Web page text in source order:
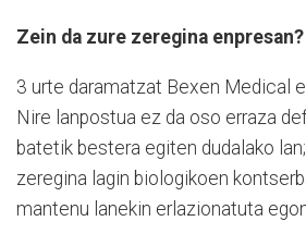
Zein da zure zeregina enpresan?
3 urte daramatzat Bexen Medical
Nire lanpostua ez da oso erraza
batetik bestera egiten dudalako
zeregina lagin biologikoen
mantenu lanekin erlazionatuta